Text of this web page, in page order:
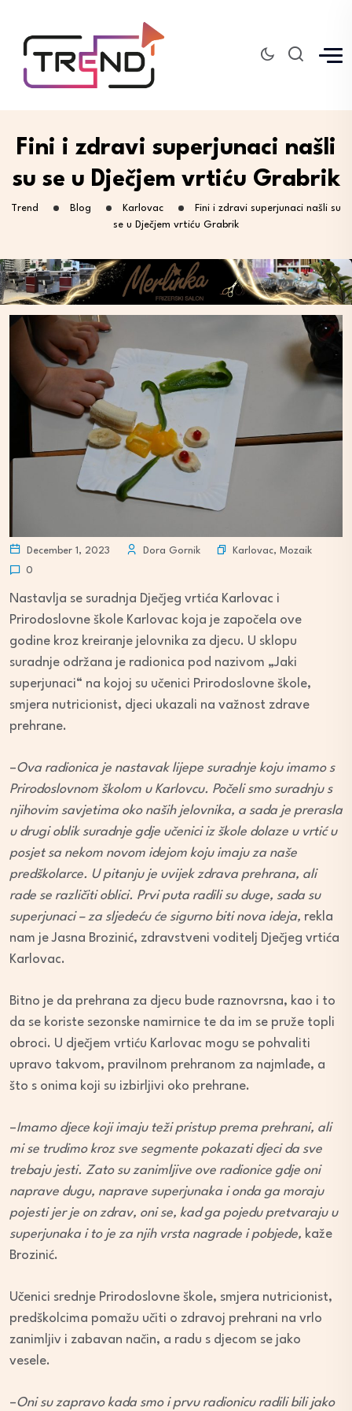
Fini i zdravi superjunaci našli
su se u Dječjem vrtiću Grabrik
Trend Blog Karlovac
Fini i zdravi superjunaci našli su
se u Dječjem vrtiću Grabrik
December 1, 2023 Dora Gornik Karlovac, Mozaik
0
Nastavlja se suradnja Dječjeg vrtića Karlovac i
Prirodoslovne škole Karlovac koja je započela ove
godine kroz kreiranje jelovnika za djecu. U sklopu
suradnje održana je radionica pod nazivom „Jaki
superjunaci“ na kojoj su učenici Prirodoslovne škole,
smjera nutricionist, djeci ukazali na važnost zdrave
prehrane.
–Ova radionica je nastavak lijepe suradnje koju imamo s
Prirodoslovnom školom u Karlovcu. Počeli smo suradnju s
njihovim savjetima oko naših jelovnika, a sada je prerasla
u drugi oblik suradnje gdje učenici iz škole dolaze u vrtić u
posjet sa nekom novom idejom koju imaju za naše
predškolarce. U pitanju je uvijek zdrava prehrana, ali
rade se različiti oblici. Prvi puta radili su duge, sada su
superjunaci – za sljedeću će sigurno biti nova ideja, rekla
nam je Jasna Brozinić, zdravstveni voditelj Dječjeg vrtića
Karlovac.
Bitno je da prehrana za djecu bude raznovrsna, kao i to
da se koriste sezonske namirnice te da im se pruže topli
obroci. U dječjem vrtiću Karlovac mogu se pohvaliti
upravo takvom, pravilnom prehranom za najmlađe, a
što s onima koji su izbirljivi oko prehrane.
–Imamo djece koji imaju teži pristup prema prehrani, ali
mi se trudimo kroz sve segmente pokazati djeci da sve
trebaju jesti. Zato su zanimljive ove radionice gdje oni
naprave dugu, naprave superjunaka i onda ga moraju
pojesti jer je on zdrav, oni se, kad ga pojedu pretvaraju u
superjunaka i to je za njih vrsta nagrade i pobjede, kaže
Brozinić.
Učenici srednje Prirodoslovne škole, smjera nutricionist,
predškolcima pomažu učiti o zdravoj prehrani na vrlo
zanimljiv i zabavan način, a radu s djecom se jako
vesele.
–Oni su zapravo kada smo i prvu radionicu radili bili jako